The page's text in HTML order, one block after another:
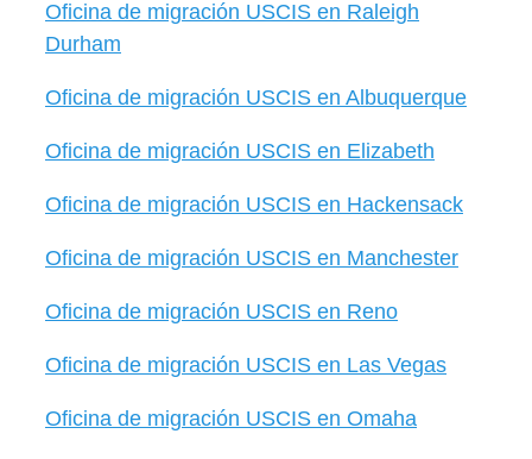
Oficina de migración USCIS en Raleigh
Durham
Oficina de migración USCIS en Albuquerque
Oficina de migración USCIS en Elizabeth
Oficina de migración USCIS en Hackensack
Oficina de migración USCIS en Manchester
Oficina de migración USCIS en Reno
Oficina de migración USCIS en Las Vegas
Oficina de migración USCIS en Omaha